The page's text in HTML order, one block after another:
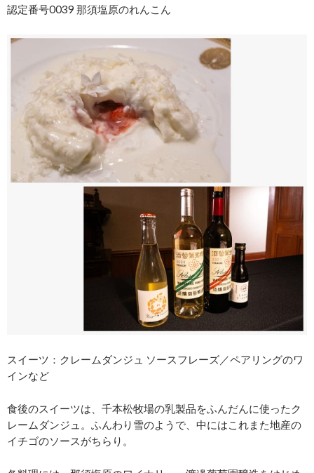
認定番号0039 那須塩原のれんこん
スイーツ：クレームダンジュ ソースフレーズ／ペアリングのワ
インなど
食後のスイーツは、千本松牧場の乳製品をふんだんに使ったク
レームダンジュ。ふんわり雪のようで、中にはこれまた地産の
イチゴのソースがちらり。